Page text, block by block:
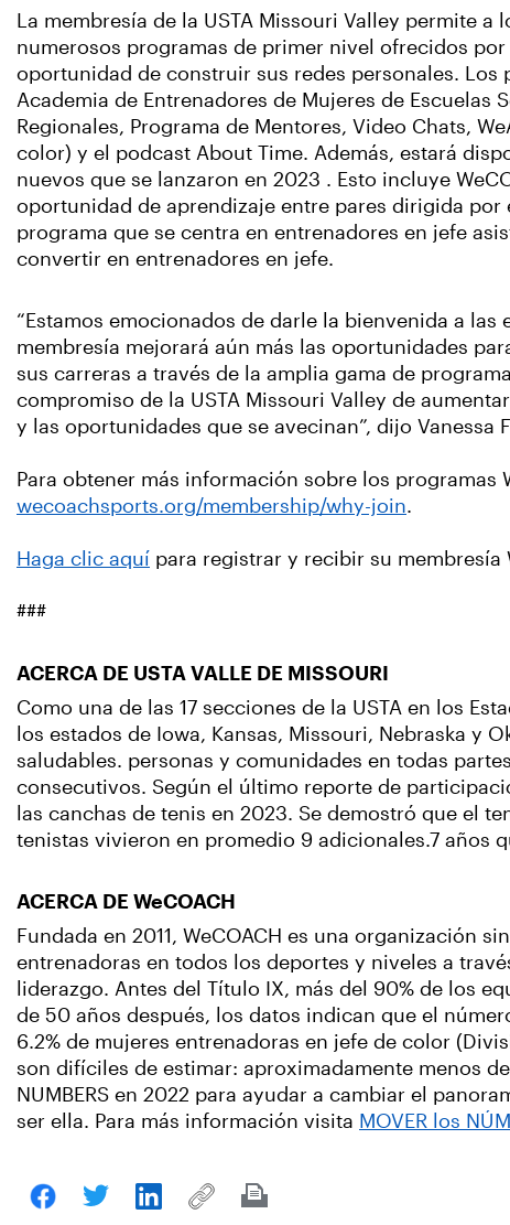
La membresía de la USTA Missouri Valley permite
numerosos programas de primer nivel ofrecidos por
oportunidad de construir sus redes personales. Los
Academia de Entrenadores de Mujeres de Escuelas
Regionales, Programa de Mentores, Video Chats,
color) y el podcast About Time. Además, estará
nuevos que se lanzaron en 2023 . Esto incluye
oportunidad de aprendizaje entre pares dirigida por
programa que se centra en entrenadores en jefe
convertir en entrenadores en jefe.
“Estamos emocionados de darle la bienvenida a las
membresía mejorará aún más las oportunidades
sus carreras a través de la amplia gama de
compromiso de la USTA Missouri Valley de
y las oportunidades que se avecinan”, dijo Vanessa
Para obtener más información sobre los
wecoachsports.org/membership/why-join.
Haga clic aquí para registrar y recibir su membresía
###
ACERCA DE USTA VALLE DE MISSOURI
Como una de las 17 secciones de la USTA en los
los estados de Iowa, Kansas, Missouri, Nebraska y
saludables. personas y comunidades en todas
consecutivos. Según el último reporte de
las canchas de tenis en 2023. Se demostró que el
tenistas vivieron en promedio 9 adicionales.7 años
ACERCA DE WeCOACH
Fundada en 2011, WeCOACH es una organización
entrenadoras en todos los deportes y niveles a
liderazgo. Antes del Título IX, más del 90% de los
de 50 años después, los datos indican que el
6.2% de mujeres entrenadoras en jefe de color
son difíciles de estimar: aproximadamente menos
NUMBERS en 2022 para ayudar a cambiar el
ser ella. Para más información visita MOVER los